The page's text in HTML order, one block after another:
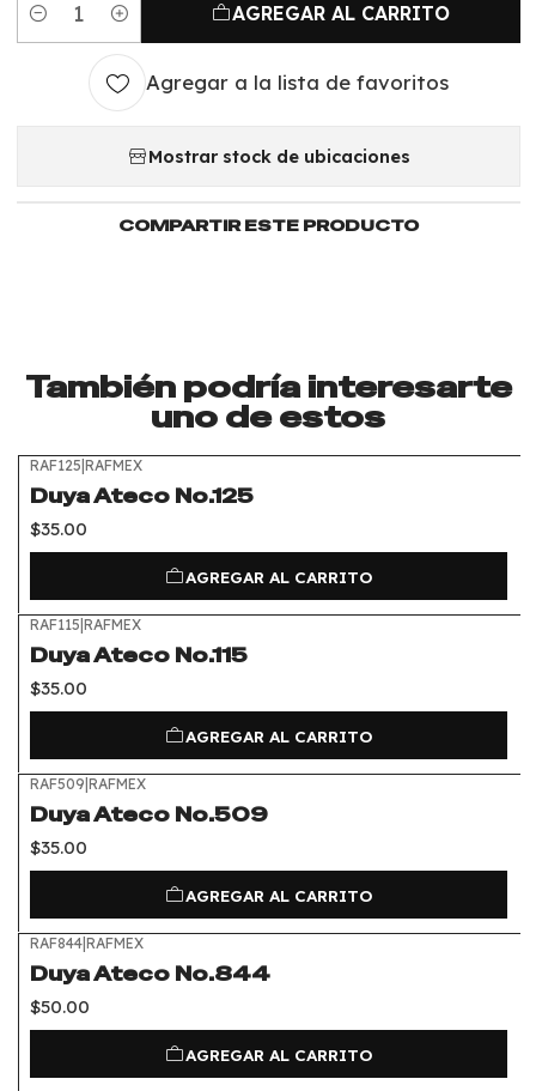
Cantidad
AGREGAR AL CARRITO
Agregar a la lista de favoritos
Mostrar stock de ubicaciones
COMPARTIR ESTE PRODUCTO
También podría interesarte
uno de estos
RAF125|RAFMEX
Duya Ateco No.125
$35.00
AGREGAR AL CARRITO
RAF115|RAFMEX
Duya Ateco No.115
$35.00
AGREGAR AL CARRITO
RAF509|RAFMEX
Duya Ateco No.509
$35.00
AGREGAR AL CARRITO
RAF844|RAFMEX
Duya Ateco No.844
$50.00
AGREGAR AL CARRITO